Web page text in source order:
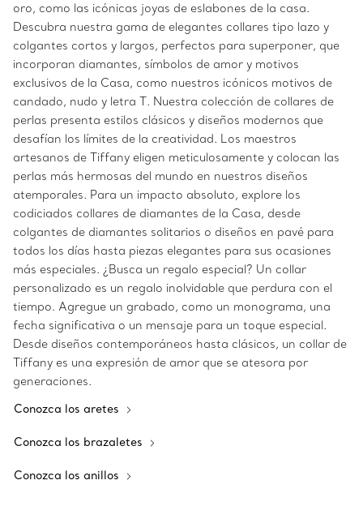
oro, como las icónicas joyas de eslabones de la casa.
Descubra nuestra gama de elegantes collares tipo lazo y
colgantes cortos y largos, perfectos para superponer, que
incorporan diamantes, símbolos de amor y motivos
exclusivos de la Casa, como nuestros icónicos motivos de
candado, nudo y letra T. Nuestra colección de collares de
perlas presenta estilos clásicos y diseños modernos que
desafían los límites de la creatividad. Los maestros
artesanos de Tiffany eligen meticulosamente y colocan las
perlas más hermosas del mundo en nuestros diseños
atemporales. Para un impacto absoluto, explore los
codiciados collares de diamantes de la Casa, desde
colgantes de diamantes solitarios o diseños en pavé para
todos los días hasta piezas elegantes para sus ocasiones
más especiales. ¿Busca un regalo especial? Un collar
personalizado es un regalo inolvidable que perdura con el
tiempo. Agregue un grabado, como un monograma, una
fecha significativa o un mensaje para un toque especial.
Desde diseños contemporáneos hasta clásicos, un collar de
Tiffany es una expresión de amor que se atesora por
generaciones.
Conozca los aretes
Conozca los brazaletes
Conozca los anillos